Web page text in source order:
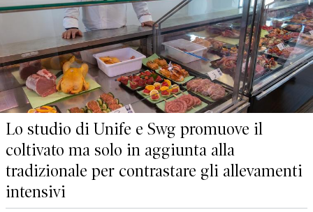
Lo studio di Unife e Swg promuove il
coltivato ma solo in aggiunta alla
tradizionale per contrastare gli allevamenti
intensivi